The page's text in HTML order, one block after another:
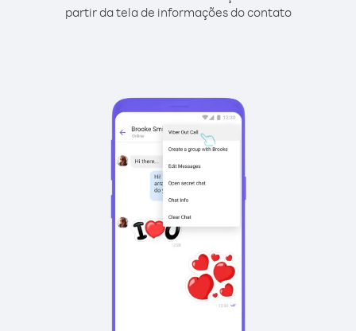
partir da tela de informações do contato